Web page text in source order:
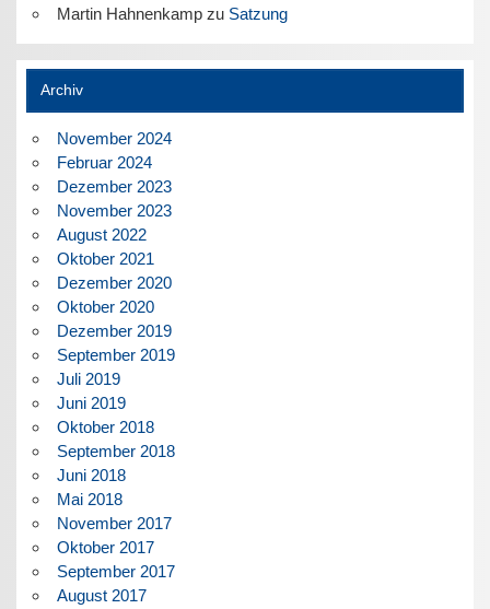
Martin Hahnenkampzu Satzung
Archiv
November 2024
Februar 2024
Dezember 2023
November 2023
August 2022
Oktober 2021
Dezember 2020
Oktober 2020
Dezember 2019
September 2019
Juli 2019
Juni 2019
Oktober 2018
September 2018
Juni 2018
Mai 2018
November 2017
Oktober 2017
September 2017
August 2017